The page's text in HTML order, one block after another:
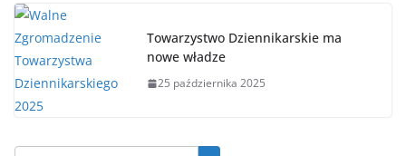
Towarzystwo Dziennikarskie ma
nowe władze
25 października 2025